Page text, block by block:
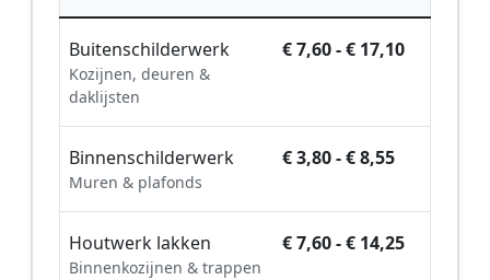
Buitenschilderwerk
Kozijnen, deuren &
daklijsten
€ 7,60 - € 17,10
Binnenschilderwerk
Muren & plafonds
€ 3,80 - € 8,55
Houtwerk lakken
Binnenkozijnen & trappen
€ 7,60 - € 14,25